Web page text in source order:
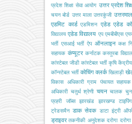
प्रदेश शिक्षा सेवा आयोग उत्तर प्रदेश
चयन बोर्ड उत्तर माला उत्तरकुंजी
एडमिट कार्ड एडमिशन एडेड एडेड
विद्यालय एडेड विद्यालय एप एमबीबीएस
भर्ती एसआई भर्ती ऐप ऑनलाइन कक्ष
सहायक कंप्यूटर कर्नाटक कस्तूरबा
कांस्टेबल जीडी कांस्टेबल भर्ती कृषि केंद्रीय
कॉन्स्टेबल भर्ती कोचिंग क्लर्क खिलाड़ी
विकास अधिकारी ग्राम पंचायत सहायक
अधिकारी चतुर्थ श्रेणी चयन चालक
प्रहरी
जॉब्स झारखंड झारखण्ड टाइपिंग
ट्रेडसमैन डाक सेवक डाटा इंट्री
ड्राइवर तकनीकी अनुदेशक दरोगा दरोगा